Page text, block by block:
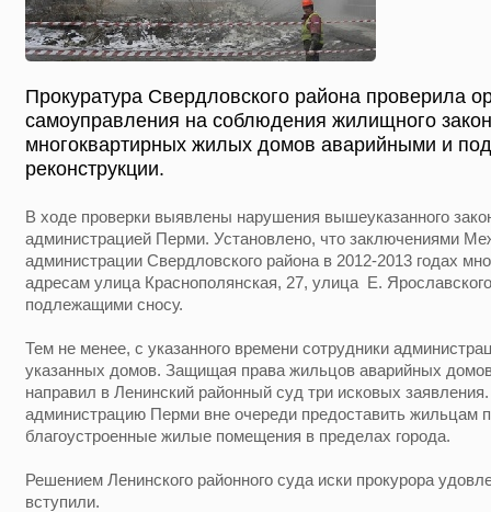
Прокуратура Свердловского района проверила
самоуправления на соблюдения жилищного
многоквартирных жилых домов аварийными и
реконструкции.
В ходе проверки выявлены нарушения вышеуказанного
администрацией Перми. Установлено, что заключениями
администрации Свердловского района в 2012-2013 годах
адресам улица Краснополянская, 27, улица Е.
подлежащими сносу.
Тем не менее, с указанного времени сотрудники
указанных домов. Защищая права жильцов аварийных
направил в Ленинский районный суд три исковых
администрацию Перми вне очереди предоставить жильцам
благоустроенные жилые помещения в пределах города.
Решением Ленинского районного суда иски прокурора
вступили.